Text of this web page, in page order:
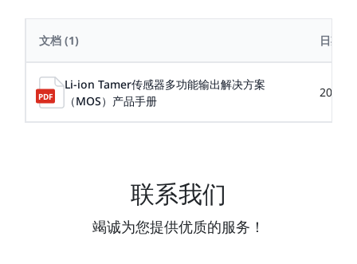
文档 (1) 日期
Li-ion Tamer传感器多功能输出解决方案
（MOS）产品手册
2025-
联系我们
竭诚为您提供优质的服务！